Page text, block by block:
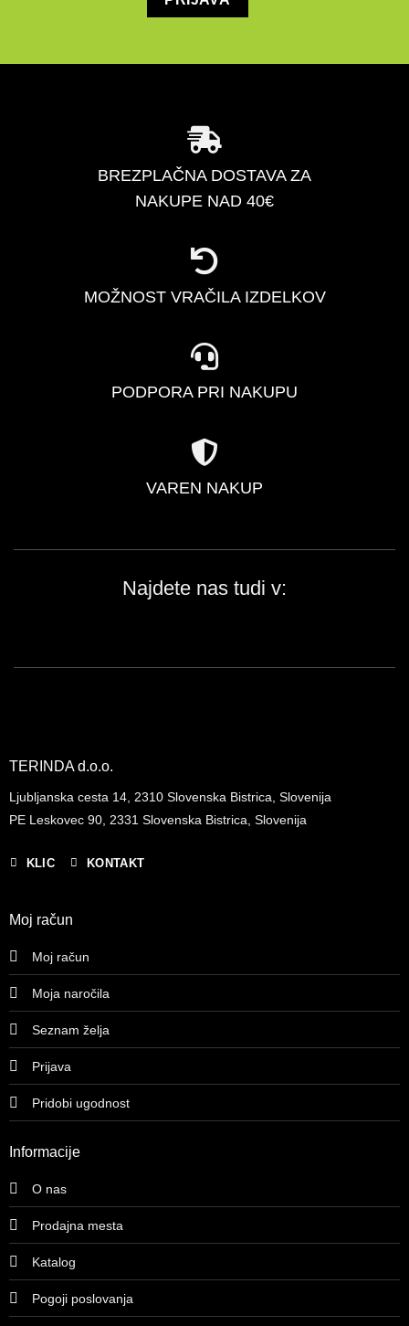
BREZPLAČNA DOSTAVA ZA
NAKUPE NAD 40€
MOŽNOST VRAČILA IZDELKOV
PODPORA PRI NAKUPU
VAREN NAKUP
Najdete nas tudi v:
TERINDA d.o.o.
Ljubljanska cesta 14, 2310 Slovenska Bistrica, Slovenija
PE Leskovec 90, 2331 Slovenska Bistrica, Slovenija
KLIC KONTAKT
Moj račun
Moj račun
Moja naročila
Seznam želja
Prijava
Pridobi ugodnost
Informacije
O nas
Prodajna mesta
Katalog
Pogoji poslovanja